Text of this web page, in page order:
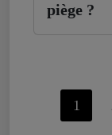
piège ?
1